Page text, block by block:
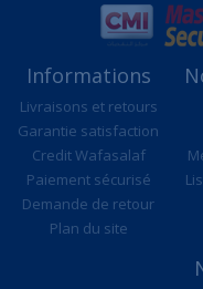
Informations
Livraisons et retours
Garantie satisfaction
Credit Wafasalaf
Paiement sécurisé
Demande de retour
Plan du site